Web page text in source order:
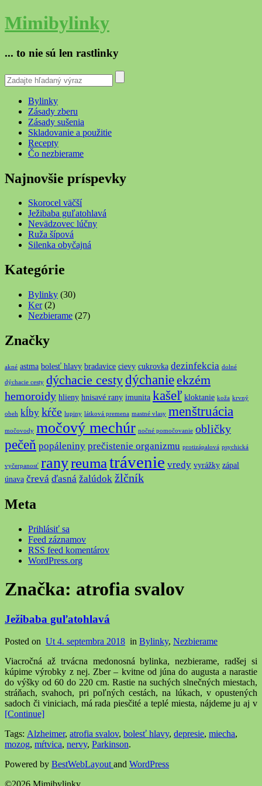
Mimibylinky
... to nie sú len rastlinky
Bylinky
Zásady zberu
Zásady sušenia
Skladovanie a použitie
Recepty
Čo nezbierame
Najnovšie príspevky
Skorocel väčší
Ježibaba guľatohlavá
Nevädzovec lúčny
Ruža šípová
Silenka obyčajná
Kategórie
Bylinky (30)
Ker(2)
Nezbierame (27)
Značky
akné astma bolesť hlavy bradavice cievy cukrovka dezinfekcia dolné
dýchacie cesty dýchacie cestydýchanieekzém
hemoroidy hlieny hnisavé rany imunita kašeľ kloktanie koža krvný
obeh kĺby kŕče lupiny látková premena mastné vlasy menštruácia
močovody močový mechúr nočné pomočovanie obličky
pečeň popáleniny prečistenie organizmu protizápalová psychická
vyčerpanosť ranyreumatrávenie vredy vyrážky zápal
únava črevá ďasná žalúdok žlčník
Meta
Prihlásiť sa
Feed záznamov
RSS feed komentárov
WordPress.org
Značka: atrofia svalov
Ježibaba guľatohlavá
Posted on Ut 4. septembra 2018 in Bylinky, Nezbierame
Viacročná až trvácna medonosná bylinka, nezbierame, radšej si
kúpime výrobky z nej. Zber – kvitne od júna do augusta a narastie
do výšky od 60 do 220 cm. Rastie na suchých slnečných miestach,
stráňach, svahoch, pri poľných cestách, na lúkach, v opustených
sadoch či viniciach, má rada piesčité a teplé miesta, nájdeme ju aj v
[Continue]
Tags: Alzheimer, atrofia svalov, bolesť hlavy, depresie, miecha,
mozog, mŕtvica, nervy, Parkinson.
Powered by BestWebLayoutand WordPress